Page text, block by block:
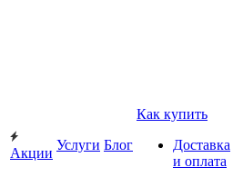
Акции
Услуги Блог
Как купить
Доставка
и оплата